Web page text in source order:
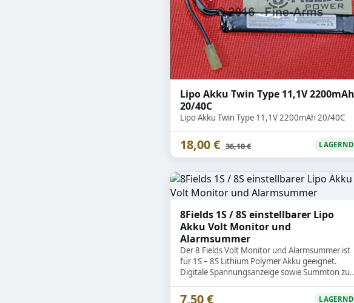
Lipo Akku Twin Type 11,1V 2200mAh
20/40C
Lipo Akku Twin Type 11,1V 2200mAh 20/40C
18,00 € Statt
36,10 € LAGERND
8Fields 1S / 8S einstellbarer Lipo
Akku Volt Monitor und
Alarmsummer
Der 8 Fields Volt Monitor und Alarmsummer ist
für 1S – 8S Lithium Polymer Akku geeignet.
Digitale Spannungsanzeige sowie Summton zur
Ladezustand. Art.Nr.: VB-DLIPOALARM8S
7,50 € LAGERND